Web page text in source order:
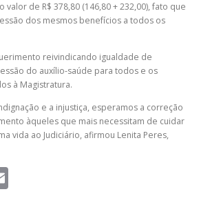
de R$ 378,80 (146,80 + 232,00), fato que
dos mesmos benefícios a todos os
reivindicando igualdade de
do auxílio-saúde para todos e os
à Magistratura.
e a injustiça, esperamos a correção
àqueles que mais necessitam de cuidar
vida ao Judiciário, afirmou Lenita Peres,